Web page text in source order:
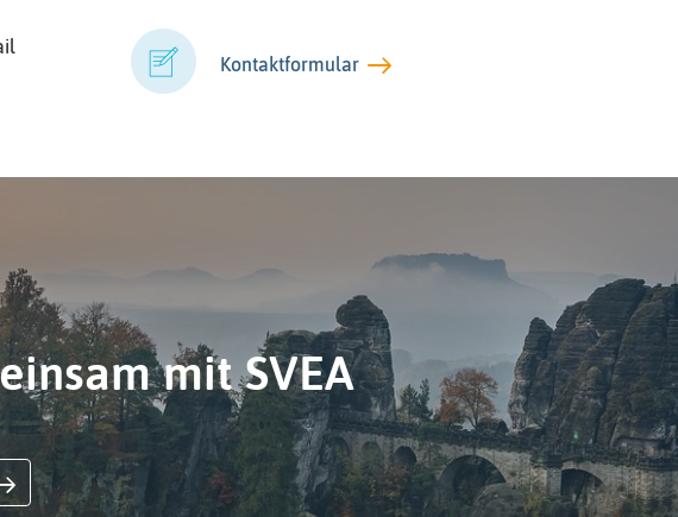
Kontaktformular
mit SVEA